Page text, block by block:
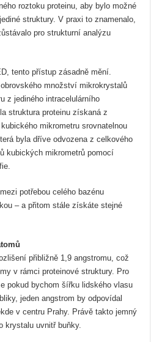
roztoku proteinu, aby bylo možné
struktury. V praxi to znamenalo,
pro strukturní analýzu
tento přístup zásadně mění.
množství mikrokrystalů
z jediného intracelulárního
struktura proteinu získaná z
mikrometru srovnatelnou
byla dříve odvozena z celkového
kubických mikrometrů pomocí
potřebou celého bazénu
– a přitom stále získáte stejné
přibližně 1,9 angstromu, což
v rámci proteinové struktury. Pro
pokud bychom šířku lidského vlasu
jeden angstrom by odpovídal
v centru Prahy. Právě takto jemný
krystalu uvnitř buňky.